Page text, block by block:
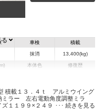
車検
抹消
積載
13,400(kg)
本体色 修復歴
る
積載１３．４ｔ アルミウイング
ラー 左右電動角度調整ミラ
１１９９×２４９高３７７ 荷台